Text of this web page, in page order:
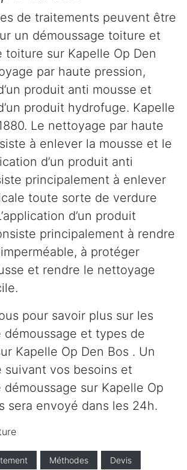
de traitements peuvent être
un démoussage toiture et
toiture sur Kapelle Op Den
par haute pression,
produit anti mousse et
produit hydrofuge. Kapelle
Le nettoyage par haute
à enlever la mousse et le
d’un produit anti
principalement à enlever
toute sorte de verdure
d’un produit
principalement à rendre
à protéger
et rendre le nettoyage
pour savoir plus sur les
démoussage et types de
Kapelle Op Den Bos . Un
suivant vos besoins et
sur Kapelle Op
sera envoyé dans les 24h.
Méthodes Devis